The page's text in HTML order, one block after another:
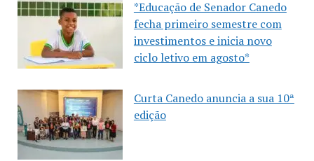
*Educação de Senador Canedo
fecha primeiro semestre com
investimentos e inicia novo
ciclo letivo em agosto*
Curta Canedo anuncia a sua 10ª
edição